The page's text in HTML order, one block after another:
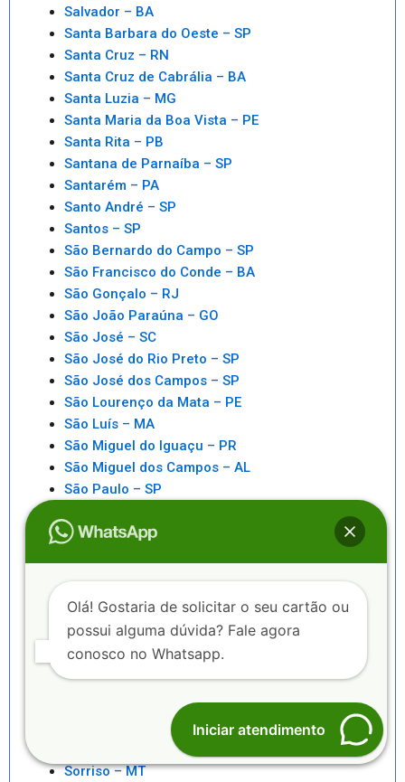
Salvador – BA
Santa Barbara do Oeste – SP
Santa Cruz – RN
Santa Cruz de Cabrália – BA
Santa Luzia – MG
Santa Maria da Boa Vista – PE
Santa Rita – PB
Santana de Parnaíba – SP
Santarém – PA
Santo André – SP
Santos – SP
São Bernardo do Campo – SP
São Francisco do Conde – BA
São Gonçalo – RJ
São João Paraúna – GO
São José – SC
São José do Rio Preto – SP
São José dos Campos – SP
São Lourenço da Mata – PE
São Luís – MA
São Miguel do Iguaçu – PR
São Miguel dos Campos – AL
São Paulo – SP
São Sebastiao – SP
Senhor do Bonfim – BA
Serra – ES
Serrinha – BA
Sete Lagoas – MG
Sorriso – MT
Olá! Gostaria de solicitar o seu cartão ou
possui alguma dúvida? Fale agora
conosco no Whatsapp.
Iniciar atendimento